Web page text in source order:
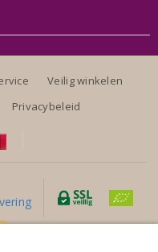
Veilig winkelen
Privacybeleid